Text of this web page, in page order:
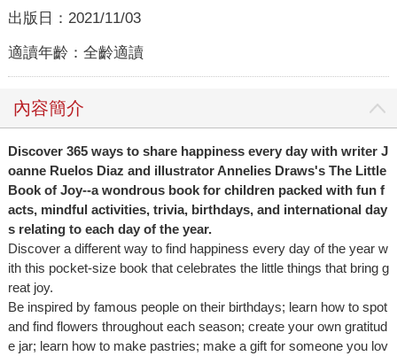
出版日： 2021/11/03
適讀年齡： 全齡適讀
內容簡介
Discover 365 ways to share happiness every day with writer J
oanne Ruelos Diaz and illustrator Annelies Draws's The Little
Book of Joy--a wondrous book for children packed with fun f
acts, mindful activities, trivia, birthdays, and international day
s relating to each day of the year.
Discover a different way to find happiness every day of the year w
ith this pocket-size book that celebrates the little things that bring g
reat joy.
Be inspired by famous people on their birthdays; learn how to spot
and find flowers throughout each season; create your own gratitud
e jar; learn how to make pastries; make a gift for someone you lov